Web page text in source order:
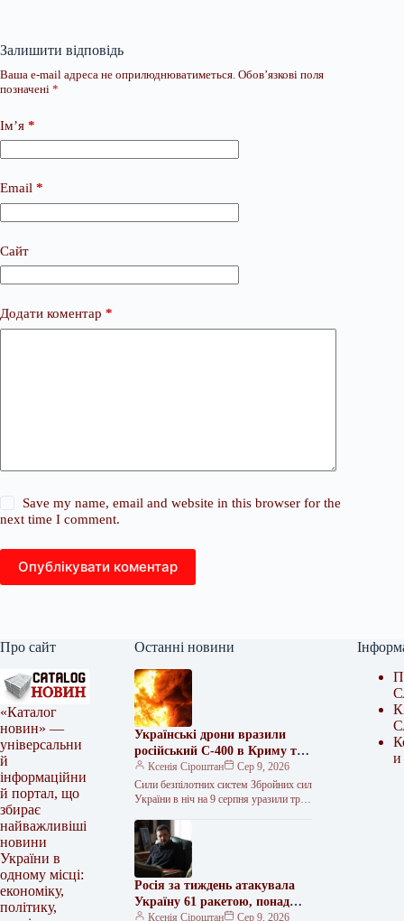
Залишити відповідь
Ваша e-mail адреса не оприлюднюватиметься. Обов’язкові поля
позначені *
Ім’я *
Email *
Сайт
Додати коментар *
Save my name, email and website in this browser for the
next time I comment.
Опублікувати коментар
Про сайт
«Каталог
новин» —
універсальни
й
інформаційни
й портал, що
збирає
найважливіші
новини
України в
одному місці:
економіку,
політику,
Останні новини
Українські дрони вразили
російський С-400 в Криму та
три кораблі Чорноморського
флоту
Ксенія Сіроштан
Сер 9, 2026
Сили безпілотних систем Збройних сил
України в ніч на 9 серпня уразили три
радіолокаційні станції на…
Росія за тиждень атакувала
Україну 61 ракетою, понад
1560 дронами та 1540
Ксенія Сіроштан Сер 9, 2026
и